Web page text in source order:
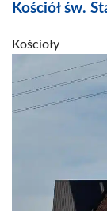
Kościół św.
Kościoły